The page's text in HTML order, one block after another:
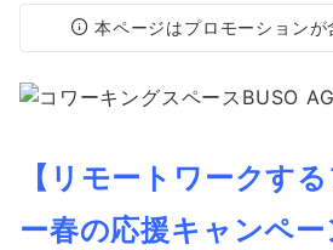
本ページはプロモーションが
【リモートワークす
ー春の応援キャンペ